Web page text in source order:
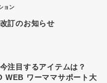
ョン
訂のお知らせ
注目するアイテムは？
WEB ワーママサポート大